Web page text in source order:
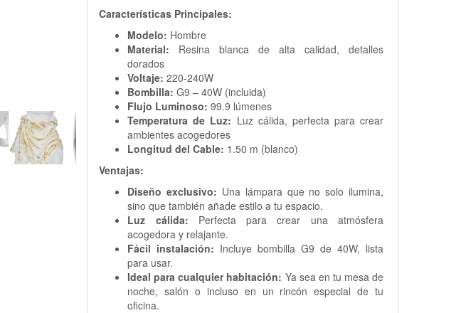
Características Principales:
Modelo: Hombre
Material: Resina blanca de alta calidad, detalles
dorados
Voltaje: 220-240W
Bombilla: G9 – 40W (incluida)
Flujo Luminoso: 99.9 lúmenes
Temperatura de Luz: Luz cálida, perfecta para crear
ambientes acogedores
Longitud del Cable: 1.50 m (blanco)
Ventajas:
Diseño exclusivo: Una lámpara que no solo ilumina,
sino que también añade estilo a tu espacio.
Luz cálida: Perfecta para crear una atmósfera
acogedora y relajante.
Fácil instalación: Incluye bombilla G9 de 40W, lista
para usar.
Ideal para cualquier habitación: Ya sea en tu mesa de
noche, salón o incluso en un rincón especial de tu
oficina.